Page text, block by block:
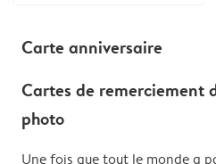
Carte anniversaire
Cartes de remerciement
photo
Une fois que tout le monde a